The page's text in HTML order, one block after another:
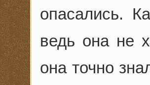
опасались.
ведь она не
она точно